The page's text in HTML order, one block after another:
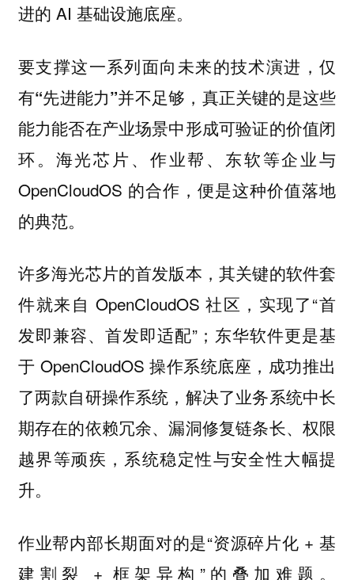
进的 AI 基础设施底座。
要支撑这一系列面向未来的技术演进，仅
有“先进能力”并不足够，真正关键的是这些
能力能否在产业场景中形成可验证的价值闭
环。海光芯片、作业帮、东软等企业与
OpenCloudOS 的合作，便是这种价值落地
的典范。
许多海光芯片的首发版本，其关键的软件套
件就来自 OpenCloudOS 社区，实现了“首
发即兼容、首发即适配”；东华软件更是基
于 OpenCloudOS 操作系统底座，成功推出
了两款自研操作系统，解决了业务系统中长
期存在的依赖冗余、漏洞修复链条长、权限
越界等顽疾，系统稳定性与安全性大幅提
升。
作业帮内部长期面对的是“资源碎片化 + 基
建割裂 + 框架异构”的叠加难题。